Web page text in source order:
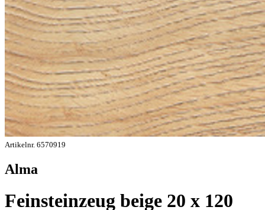
Artikelnr. 6570919
Alma
Feinsteinzeug beige 20 x 120